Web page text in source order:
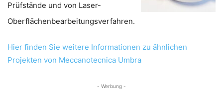
Prüfstände und von Laser-
Oberflächenbearbeitungsverfahren.
Hier finden Sie weitere Informationen zu ähnlichen
Projekten von Meccanotecnica Umbra
- Werbung -